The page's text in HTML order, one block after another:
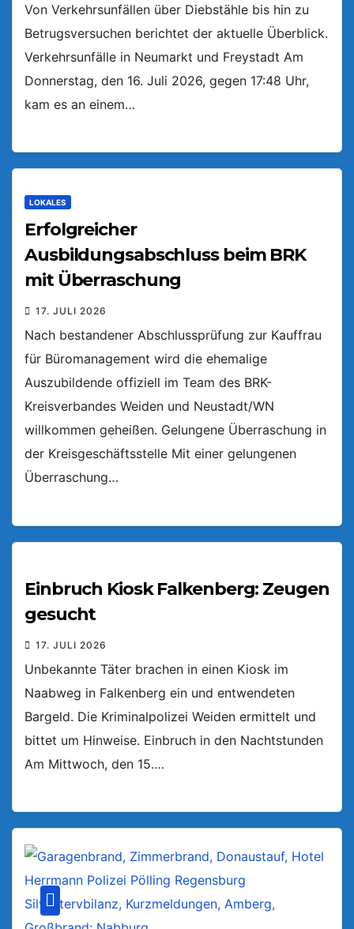
Von Verkehrsunfällen über Diebstähle bis hin zu
Betrugsversuchen berichtet der aktuelle Überblick.
Verkehrsunfälle in Neumarkt und Freystadt Am
Donnerstag, den 16. Juli 2026, gegen 17:48 Uhr,
kam es an einem…
LOKALES
Erfolgreicher
Ausbildungsabschluss beim BRK
mit Überraschung
17. JULI 2026
Nach bestandener Abschlussprüfung zur Kauffrau
für Büromanagement wird die ehemalige
Auszubildende offiziell im Team des BRK-
Kreisverbandes Weiden und Neustadt/WN
willkommen geheißen. Gelungene Überraschung in
der Kreisgeschäftsstelle Mit einer gelungenen
Überraschung…
Einbruch Kiosk Falkenberg: Zeugen
gesucht
17. JULI 2026
Unbekannte Täter brachen in einen Kiosk im
Naabweg in Falkenberg ein und entwendeten
Bargeld. Die Kriminalpolizei Weiden ermittelt und
bittet um Hinweise. Einbruch in den Nachtstunden
Am Mittwoch, den 15.…